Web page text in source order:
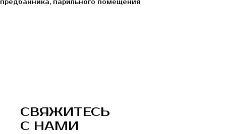
предбанника, парильного помещения
СВЯЖИТЕСЬ
С НАМИ